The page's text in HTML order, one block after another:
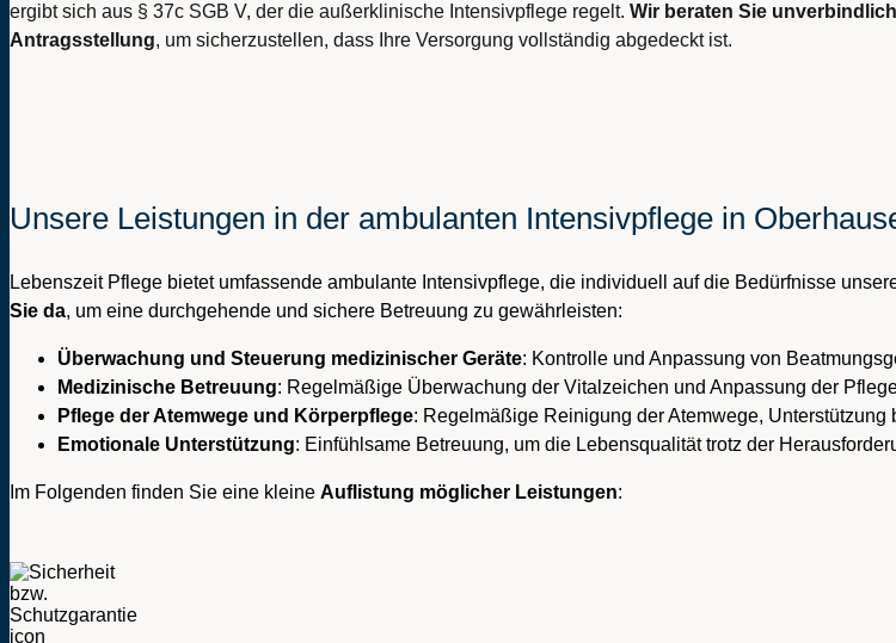
ergibt sich aus § 37c SGB V, der die außerklinische Intensivpflege regelt. Wir beraten Sie
Antragsstellung, um sicherzustellen, dass Ihre Versorgung vollständig abgedeckt ist.
Unsere Leistungen in der ambulanten Intensivpflege in
Lebenszeit Pflege bietet umfassende ambulante Intensivpflege, die individuell auf die Bedürfnisse
Sie da, um eine durchgehende und sichere Betreuung zu gewährleisten:
Überwachung und Steuerung medizinischer Geräte: Kontrolle und Anpassung von
Medizinische Betreuung: Regelmäßige Überwachung der Vitalzeichen und Anpassung der
Pflege der Atemwege und Körperpflege: Regelmäßige Reinigung der Atemwege,
Emotionale Unterstützung: Einfühlsame Betreuung, um die Lebensqualität trotz der
Im Folgenden finden Sie eine kleine Auflistung möglicher Leistungen: